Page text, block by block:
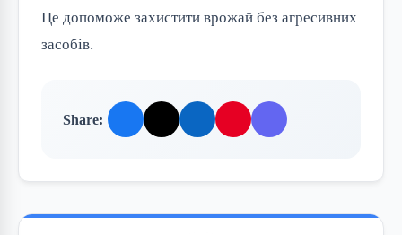
Це допоможе захистити врожай без агресивних
засобів.
Share: